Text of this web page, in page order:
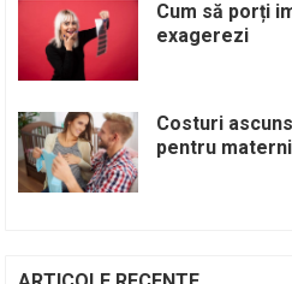
Cum să porți
exagerezi
Costuri
pentru